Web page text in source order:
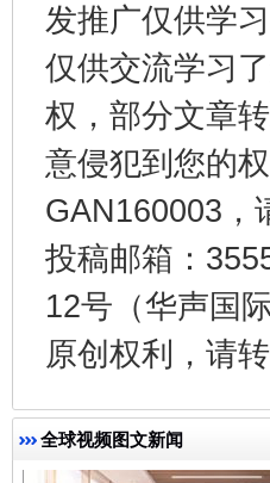
发推广仅供学
仅供交流学习
权，部分文章
意侵犯到您的
GAN160003，
投稿邮箱：
12号（华声国
原创权利，请
全球视频图文新闻
千年窑火 生生不息